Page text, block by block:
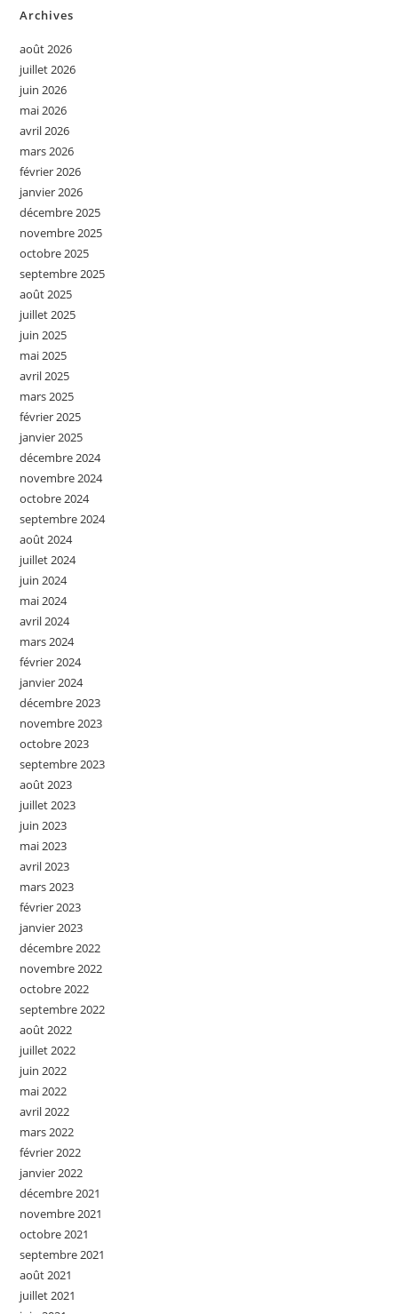
Archives
août 2026
juillet 2026
juin 2026
mai 2026
avril 2026
mars 2026
février 2026
janvier 2026
décembre 2025
novembre 2025
octobre 2025
septembre 2025
août 2025
juillet 2025
juin 2025
mai 2025
avril 2025
mars 2025
février 2025
janvier 2025
décembre 2024
novembre 2024
octobre 2024
septembre 2024
août 2024
juillet 2024
juin 2024
mai 2024
avril 2024
mars 2024
février 2024
janvier 2024
décembre 2023
novembre 2023
octobre 2023
septembre 2023
août 2023
juillet 2023
juin 2023
mai 2023
avril 2023
mars 2023
février 2023
janvier 2023
décembre 2022
novembre 2022
octobre 2022
septembre 2022
août 2022
juillet 2022
juin 2022
mai 2022
avril 2022
mars 2022
février 2022
janvier 2022
décembre 2021
novembre 2021
octobre 2021
septembre 2021
août 2021
juillet 2021